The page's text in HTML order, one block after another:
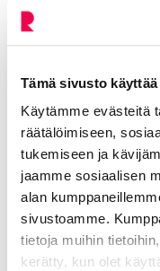
Tämä sivusto
Käytämme evästeitä
räätälöimiseen,
tukemiseen ja
jaamme sosiaalisen
alan
sivustoamme.
tietoja muihin
kerätty, kun olet
Nopeuksien
suunnitelmaa.
kaupungin
houkuttelevuuden
alentaminen
ja pyöräilyyn, kun
liikenteen melu
Muutos toteuttaa
viihtyisän vartin